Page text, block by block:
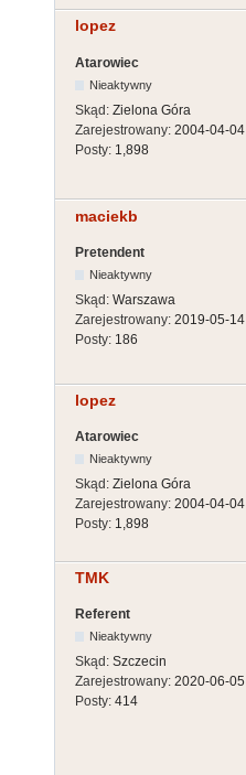
lopez
Atarowiec
Nieaktywny
Skąd: Zielona Góra
Zarejestrowany: 2004-04-04
Posty: 1,898
maciekb
Pretendent
Nieaktywny
Skąd: Warszawa
Zarejestrowany: 2019-05-14
Posty: 186
lopez
Atarowiec
Nieaktywny
Skąd: Zielona Góra
Zarejestrowany: 2004-04-04
Posty: 1,898
TMK
Referent
Nieaktywny
Skąd: Szczecin
Zarejestrowany: 2020-06-05
Posty: 414